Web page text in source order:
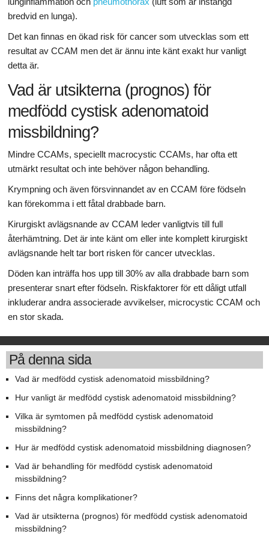
bredvid en lunga).
Det kan finnas en ökad risk för cancer som utvecklas som ett
resultat av CCAM men det är ännu inte känt exakt hur vanligt
detta är.
Vad är utsikterna (prognos) för
medfödd cystisk adenomatoid
missbildning?
Mindre CCAMs, speciellt macrocystic CCAMs, har ofta ett
utmärkt resultat och inte behöver någon behandling.
Krympning och även försvinnandet av en CCAM före födseln
kan förekomma i ett fåtal drabbade barn.
Kirurgiskt avlägsnande av CCAM leder vanligtvis till full
återhämtning. Det är inte känt om eller inte komplett kirurgiskt
avlägsnande helt tar bort risken för cancer utvecklas.
Döden kan inträffa hos upp till 30% av alla drabbade barn som
presenterar snart efter födseln. Riskfaktorer för ett dåligt utfall
inkluderar andra associerade avvikelser, microcystic CCAM och
en stor skada.
På denna sida
Vad är medfödd cystisk adenomatoid missbildning?
Hur vanligt är medfödd cystisk adenomatoid missbildning?
Vilka är symtomen på medfödd cystisk adenomatoid
missbildning?
Hur är medfödd cystisk adenomatoid missbildning diagnosen?
Vad är behandling för medfödd cystisk adenomatoid
missbildning?
Finns det några komplikationer?
Vad är utsikterna (prognos) för medfödd cystisk adenomatoid
missbildning?